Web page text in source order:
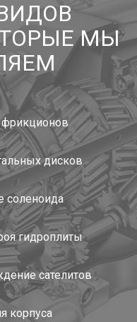
МЫ
дисков
соленоида
гидроплиты
сателитов
корпуса